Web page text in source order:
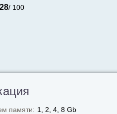
/ 100
памяти: 1, 2, 4, 8 Gb